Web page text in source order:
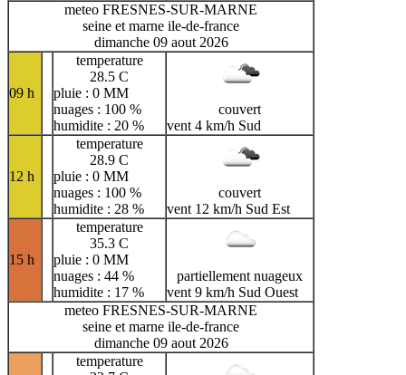
meteo FRESNES-SUR-MARNE
seine et marne ile-de-france
dimanche 09 aout 2026
09 h
temperature
28.5 C
pluie : 0 MM
nuages : 100 %
humidite : 20 %
couvert
vent 4 km/h Sud
12 h
temperature
28.9 C
pluie : 0 MM
nuages : 100 %
humidite : 28 %
couvert
vent 12 km/h Sud Est
15 h
temperature
35.3 C
pluie : 0 MM
nuages : 44 %
humidite : 17 %
partiellement nuageux
vent 9 km/h Sud Ouest
meteo FRESNES-SUR-MARNE
seine et marne ile-de-france
dimanche 09 aout 2026
temperature